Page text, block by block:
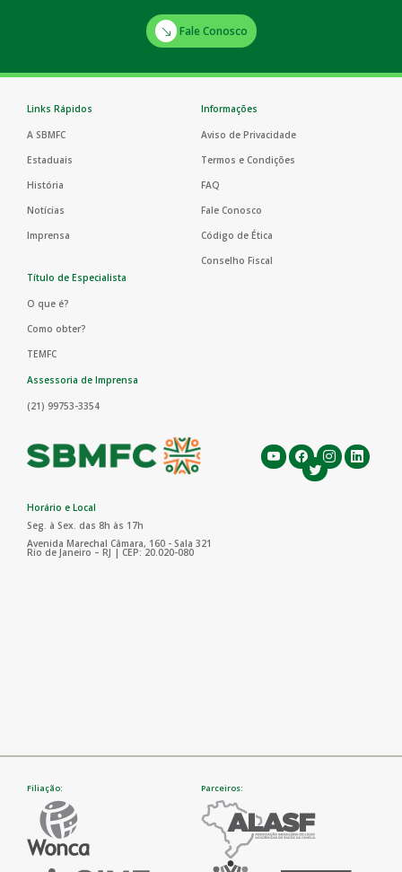
Fale Conosco
Links Rápidos
A SBMFC
Estaduais
História
Notícias
Imprensa
Informações
Aviso de Privacidade
Termos e Condições
FAQ
Fale Conosco
Código de Ética
Conselho Fiscal
Título de Especialista
O que é?
Como obter?
TEMFC
Assessoria de Imprensa
(21) 99753-3354
Horário e Local
Seg. à Sex. das 8h às 17h
Avenida Marechal Câmara, 160 - Sala 321
Rio de Janeiro – RJ | CEP: 20.020-080
Filiação: Parceiros: